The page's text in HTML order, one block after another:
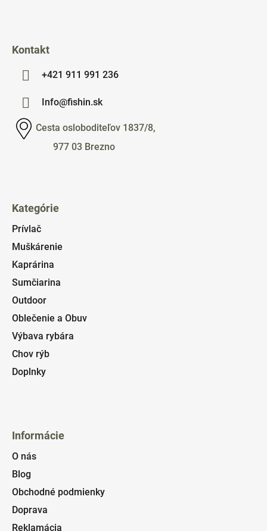
Kontakt
+421 911 991 236
Info@fishin.sk
Cesta osloboditeľov 1837/8,
977 03 Brezno
Kategórie
Prívlač
Muškárenie
Kaprárina
Sumčiarina
Outdoor
Oblečenie a Obuv
Výbava rybára
Chov rýb
Doplnky
Informácie
O nás
Blog
Obchodné podmienky
Doprava
Reklamácia